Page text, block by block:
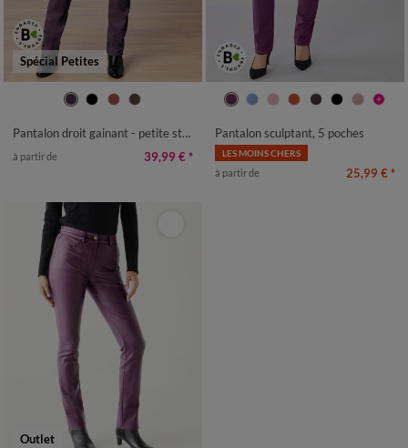
Spécial Petites
38 40 42 44
Pantalon droit gainant - petite stature entrej. 75 cm
à partir de 39,99 € *
36 38 40 42 44 46
48
Pantalon sculptant, 5 poches
LES MOINS CHERS
à partir de 25,99 € *
Outlet